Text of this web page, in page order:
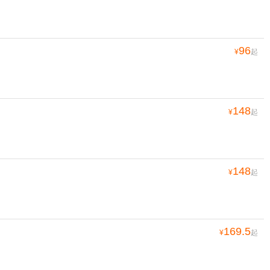
¥96起
¥148起
¥148起
¥169.5起